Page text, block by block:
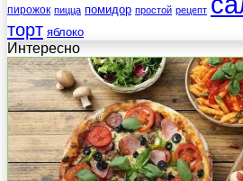
пирожок пицца помидор простой рецепт
торт яблоко
Интересно